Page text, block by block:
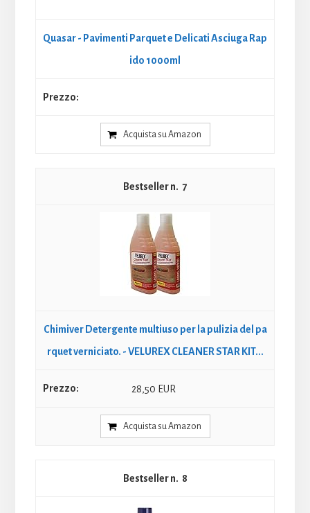
Quasar - Pavimenti Parquet e Delicati Asciuga Rap
ido 1000ml
Acquista su Amazon
7
Chimiver Detergente multiuso per la pulizia del pa
rquet verniciato. - VELUREX CLEANER STAR KIT...
28,50 EUR
Acquista su Amazon
8